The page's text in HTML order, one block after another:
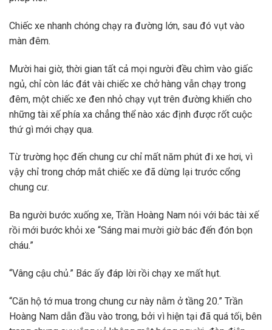
Chiếc xe nhanh chóng chạy ra đường lớn, sau đó vụt vào
màn đêm.
Mười hai giờ, thời gian tất cả mọi người đều chìm vào giấc
ngủ, chỉ còn lác đát vài chiếc xe chở hàng vẫn chạy trong
đêm, một chiếc xe đen nhỏ chạy vụt trên đường khiến cho
những tài xế phía xa chẳng thể nào xác định được rốt cuộc
thứ gì mới chạy qua.
Từ trường học đến chung cư chỉ mất năm phút đi xe hơi, vì
vậy chỉ trong chớp mắt chiếc xe đã dừng lại trước cổng
chung cư.
Ba người bước xuống xe, Trần Hoàng Nam nói với bác tài xế
rồi mới bước khỏi xe “Sáng mai mười giờ bác đến đón bọn
cháu.”
“Vâng cậu chủ.” Bác ấy đáp lời rồi chạy xe mất hụt.
“Căn hộ tớ mua trong chung cư này nằm ở tầng 20.” Trần
Hoàng Nam dẫn đầu vào trong, bởi vì hiện tại đã quá tối, bên